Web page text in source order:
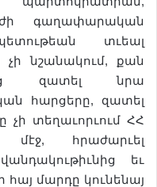
գաղափարական
պետութեան տւեալ
չի նշանակում, քան
զատել նրա
հարցերը, զատել
չի տեղաւորւում ՀՀ
մէջ, հրաժարւել
եւ
հայ մարդը կունենայ